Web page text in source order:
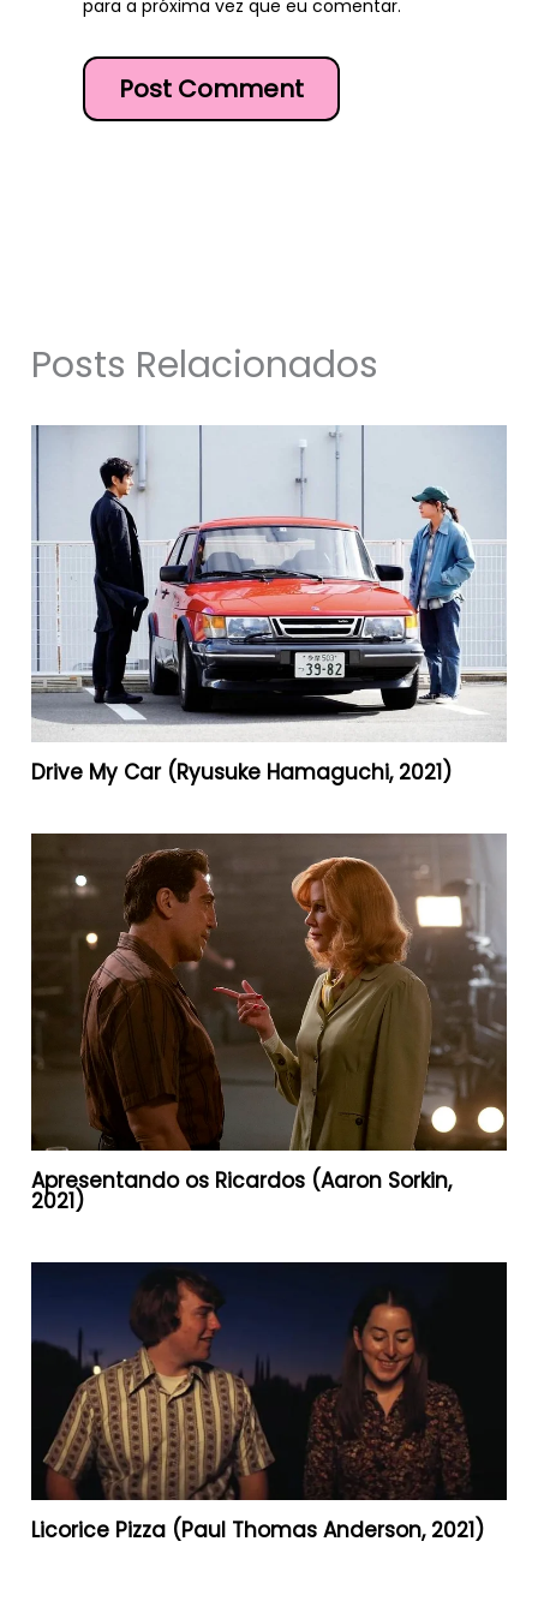
para a próxima vez que eu comentar.
Posts Relacionados
Drive My Car (Ryusuke Hamaguchi, 2021)
Apresentando os Ricardos (Aaron Sorkin,
2021)
Licorice Pizza (Paul Thomas Anderson, 2021)